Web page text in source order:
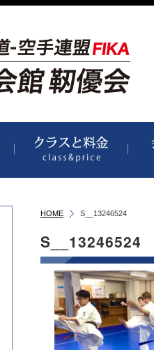
HOME S__13246524
S__13246524